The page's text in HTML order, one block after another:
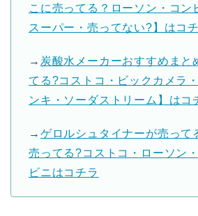
こに売ってる？ローソン・コン
スーパー・売ってない?】はコ
→ 炭酸水メーカーおすすめまと
てる?コストコ・ビックカメラ
ンキ・ソーダストリーム】はコ
→ ゲロルシュタイナーが売って
売ってる?コストコ・ローソン
ビニはコチラ